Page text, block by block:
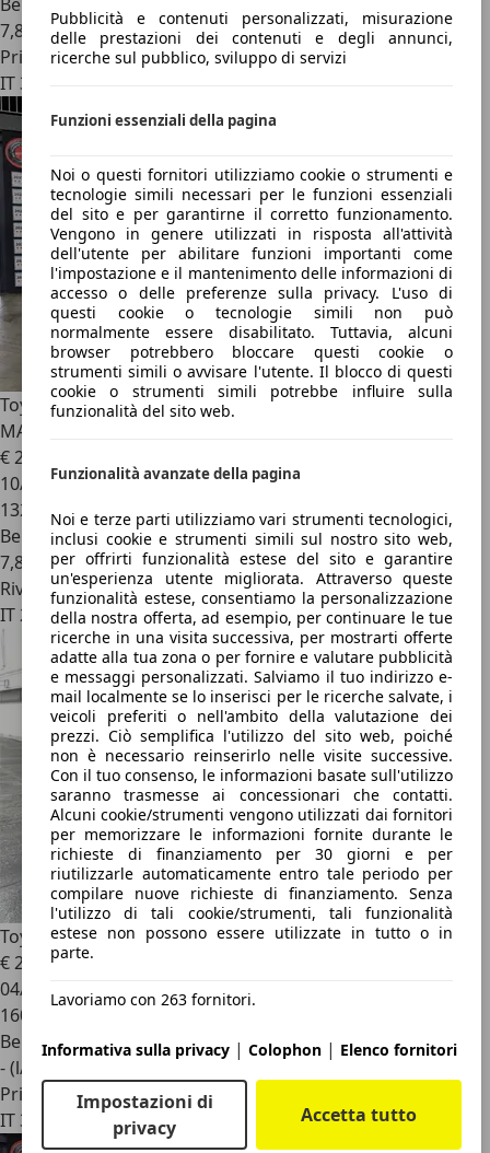
Pubblicità e contenuti personalizzati, misurazione
delle prestazioni dei contenuti e degli annunci,
ricerche sul pubblico, sviluppo di servizi
Funzioni essenziali della pagina
Noi o questi fornitori utilizziamo cookie o strumenti e
tecnologie simili necessari per le funzioni essenziali
del sito e per garantirne il corretto funzionamento.
Vengono in genere utilizzati in risposta all'attività
dell'utente per abilitare funzioni importanti come
l'impostazione e il mantenimento delle informazioni di
accesso o delle preferenze sulla privacy. L'uso di
questi cookie o tecnologie simili non può
normalmente essere disabilitato. Tuttavia, alcuni
browser potrebbero bloccare questi cookie o
strumenti simili o avvisare l'utente. Il blocco di questi
cookie o strumenti simili potrebbe influire sulla
funzionalità del sito web.
Funzionalità avanzate della pagina
Noi e terze parti utilizziamo vari strumenti tecnologici,
inclusi cookie e strumenti simili sul nostro sito web,
per offrirti funzionalità estese del sito e garantire
un'esperienza utente migliorata. Attraverso queste
funzionalità estese, consentiamo la personalizzazione
della nostra offerta, ad esempio, per continuare le tue
ricerche in una visita successiva, per mostrarti offerte
adatte alla tua zona o per fornire e valutare pubblicità
e messaggi personalizzati. Salviamo il tuo indirizzo e-
mail localmente se lo inserisci per le ricerche salvate, i
veicoli preferiti o nell'ambito della valutazione dei
prezzi. Ciò semplifica l'utilizzo del sito web, poiché
non è necessario reinserirlo nelle visite successive.
Con il tuo consenso, le informazioni basate sull'utilizzo
saranno trasmesse ai concessionari che contatti.
Alcuni cookie/strumenti vengono utilizzati dai fornitori
per memorizzare le informazioni fornite durante le
richieste di finanziamento per 30 giorni e per
riutilizzarle automaticamente entro tale periodo per
compilare nuove richieste di finanziamento. Senza
l'utilizzo di tali cookie/strumenti, tali funzionalità
estese non possono essere utilizzate in tutto o in
parte.
Lavoriamo con 263 fornitori.
Informativa sulla privacy | Colophon | Elenco fornitori
Impostazioni di
privacy
Accetta tutto
7,8 l/100 km (comb.)
Privato
IT 33010
Toyota GT862.0 1ST EDITION LIGHTNING RED IN SEDE
MANUALE MAM
€ 21.900
10/2012
132.900 km
Benzina
7,8 l/100 km (comb.)
Rivenditore
IT 24069
Toyota GT86
€ 22.000
04/2025
160.000 km
Benzina
- (l/100 km)
Privato
IT 37138